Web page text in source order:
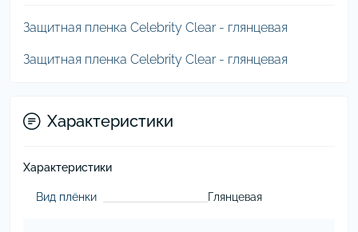
Защитная пленка Celebrity Clear - глянцевая
Защитная пленка Celebrity Clear - глянцевая
Характеристики
Характеристики
Вид плёнки Глянцевая